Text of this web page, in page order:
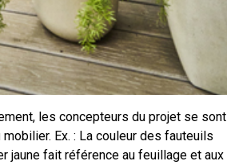
les concepteurs du projet se sont
Ex. : La couleur des fauteuils
jaune fait référence au feuillage et aux